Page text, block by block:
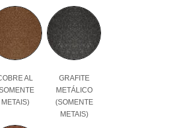
AL
METAIS)
GRAFITE
METÁLICO
(SOMENTE
METAIS)